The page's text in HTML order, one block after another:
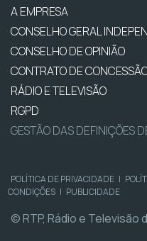
A EMPRESA
CONSELHO GERAL
CONSELHO DE OPINIÃO
CONTRATO DE
RÁDIO E TELEVISÃO
RGPD
GESTÃO DAS DEFINIÇÕES
POLÍTICA DE PRIVACIDADE |
CONDIÇÕES | PUBLICIDADE
© RTP, Rádio e Televisão